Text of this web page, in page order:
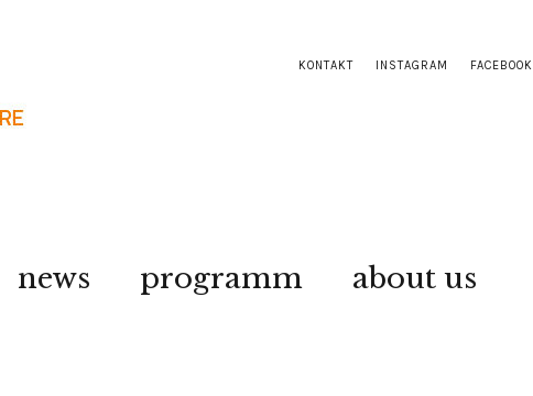
KONTAKT INSTAGRAM FACEBOOK
news programm about us